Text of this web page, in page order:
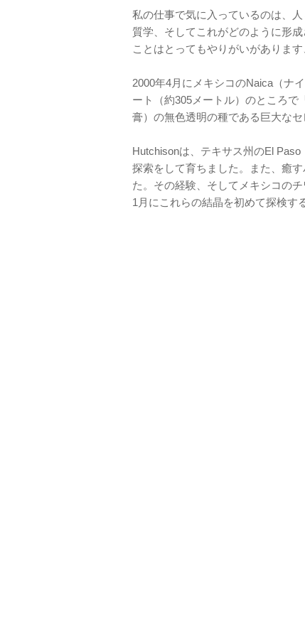
私の仕事で気に入っているのは、
質学、そしてこれがどのように形
ことはとってもやりがいがあります
2000年4月にメキシコのNaica（ナ
ート（約305メートル）のところ
膏）の無色透明の種である巨大な
Hutchisonは、テキサス州のEl
探索をして育ちました。また、癒
た。その経験、そしてメキシコの
1月にこれらの結晶を初めて探検す